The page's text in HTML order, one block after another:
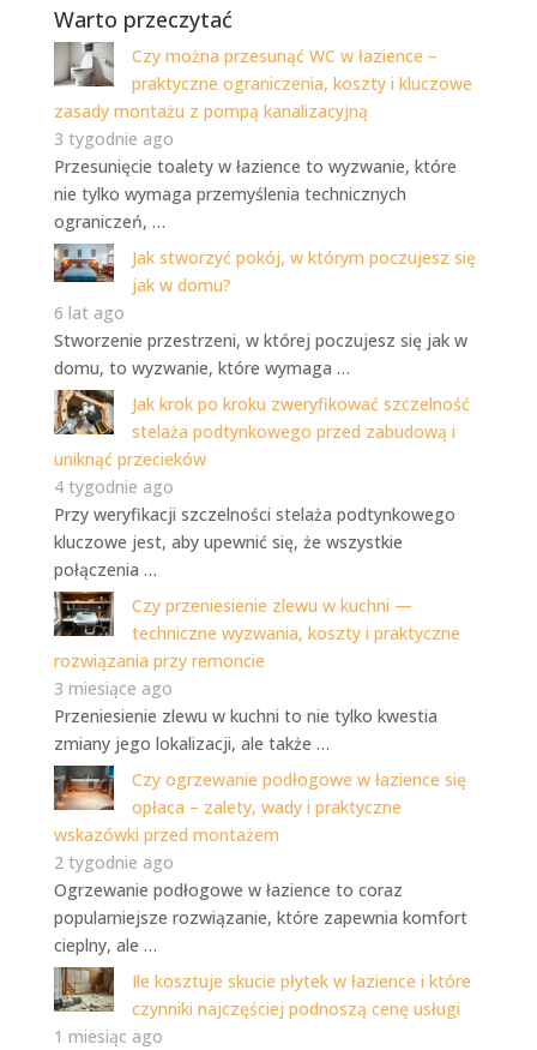
Warto przeczytać
Czy można przesunąć WC w łazience –
praktyczne ograniczenia, koszty i kluczowe
zasady montażu z pompą kanalizacyjną
3 tygodnie ago
Przesunięcie toalety w łazience to wyzwanie, które
nie tylko wymaga przemyślenia technicznych
ograniczeń, …
Jak stworzyć pokój, w którym poczujesz się
jak w domu?
6 lat ago
Stworzenie przestrzeni, w której poczujesz się jak w
domu, to wyzwanie, które wymaga …
Jak krok po kroku zweryfikować szczelność
stelaża podtynkowego przed zabudową i
uniknąć przecieków
4 tygodnie ago
Przy weryfikacji szczelności stelaża podtynkowego
kluczowe jest, aby upewnić się, że wszystkie
połączenia …
Czy przeniesienie zlewu w kuchni —
techniczne wyzwania, koszty i praktyczne
rozwiązania przy remoncie
3 miesiące ago
Przeniesienie zlewu w kuchni to nie tylko kwestia
zmiany jego lokalizacji, ale także …
Czy ogrzewanie podłogowe w łazience się
opłaca – zalety, wady i praktyczne
wskazówki przed montażem
2 tygodnie ago
Ogrzewanie podłogowe w łazience to coraz
popularniejsze rozwiązanie, które zapewnia komfort
cieplny, ale …
Ile kosztuje skucie płytek w łazience i które
czynniki najczęściej podnoszą cenę usługi
1 miesiąc ago